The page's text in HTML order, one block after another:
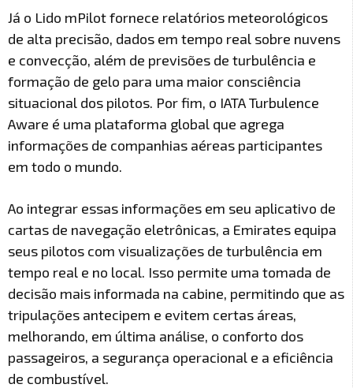
Já o Lido mPilot fornece relatórios meteorológicos
de alta precisão, dados em tempo real sobre nuvens
e convecção, além de previsões de turbulência e
formação de gelo para uma maior consciência
situacional dos pilotos. Por fim, o IATA Turbulence
Aware é uma plataforma global que agrega
informações de companhias aéreas participantes
em todo o mundo.
Ao integrar essas informações em seu aplicativo de
cartas de navegação eletrônicas, a Emirates equipa
seus pilotos com visualizações de turbulência em
tempo real e no local. Isso permite uma tomada de
decisão mais informada na cabine, permitindo que as
tripulações antecipem e evitem certas áreas,
melhorando, em última análise, o conforto dos
passageiros, a segurança operacional e a eficiência
de combustível.